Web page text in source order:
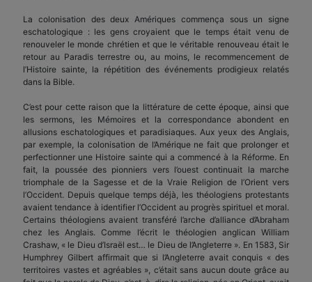
La colonisation des deux Amériques commença sous un signe
eschatologique : les gens croyaient que le temps était venu de
renouveler le monde chrétien et que le véritable renouveau était le
retour au Paradis terrestre ou, au moins, le recommencement de
l’Histoire sainte, la répétition des événements prodigieux relatés
dans la Bible.
C’est pour cette raison que la littérature de cette époque, ainsi que
les sermons, les Mémoires et la correspondance abondent en
allusions eschatologiques et paradisiaques. Aux yeux des Anglais,
par exemple, la colonisation de l’Amérique ne fait que prolonger et
perfectionner une Histoire sainte qui a commencé à la Réforme. En
fait, la poussée des pionniers vers l’ouest continuait la marche
triomphale de la Sagesse et de la Vraie Religion de l’Orient vers
l’Occident. Depuis quelque temps déjà, les théologiens protestants
avaient tendance à identifier l’Occident au progrès spirituel et moral.
Certains théologiens avaient transféré l’arche d’alliance d’Abraham
chez les Anglais. Comme l’écrit le théologien anglican William
Crashaw, « le Dieu d’Israël est… le Dieu de l’Angleterre ». En 1583, Sir
Humphrey Gilbert affirmait que si l’Angleterre avait conquis « des
territoires vastes et agréables », c’était sans aucun doute grâce au